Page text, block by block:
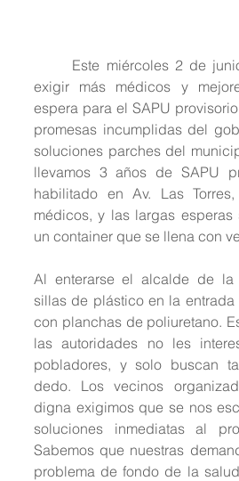
exigir más médicos y
espera para el SAPU
promesas incumplidas del
soluciones parches del
llevamos 3 años de SAPU
habilitado en Av. Las
médicos, y las largas
un container que se llena con
Al enterarse el alcalde de la
sillas de plástico en la
con planchas de poliuretano.
las autoridades no les
pobladores, y solo buscan
dedo. Los vecinos
digna exigimos que se nos
soluciones inmediatas al
Sabemos que nuestras
problema de fondo de la